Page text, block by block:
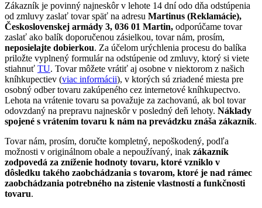
Zákazník je povinný najneskôr v lehote 14 dní odo dňa odstúpenia
od zmluvy zaslať tovar späť na adresu Martinus (Reklamácie),
Československej armády 3, 036 01 Martin, odporúčame tovar
zaslať ako balík doporučenou zásielkou, tovar nám, prosím,
neposielajte dobierkou. Za účelom urýchlenia procesu do balíka
priložte vyplnený formulár na odstúpenie od zmluvy, ktorý si viete
stiahnuť TU. Tovar môžete vrátiť aj osobne v niektorom z našich
kníhkupectiev (viac informácii), v ktorých sú zriadené miesta pre
osobný odber tovaru zakúpeného cez internetové kníhkupectvo.
Lehota na vrátenie tovaru sa považuje za zachovanú, ak bol tovar
odovzdaný na prepravu najneskôr v posledný deň lehoty. Náklady
spojené s vrátením tovaru k nám na prevádzku znáša zákazník.
Tovar nám, prosím, doručte kompletný, nepoškodený, podľa
možnosti v originálnom obale a nepoužívaný, inak zákazník
zodpovedá za zníženie hodnoty tovaru, ktoré vzniklo v
dôsledku takého zaobchádzania s tovarom, ktoré je nad rámec
zaobchádzania potrebného na zistenie vlastností a funkčnosti
tovaru.